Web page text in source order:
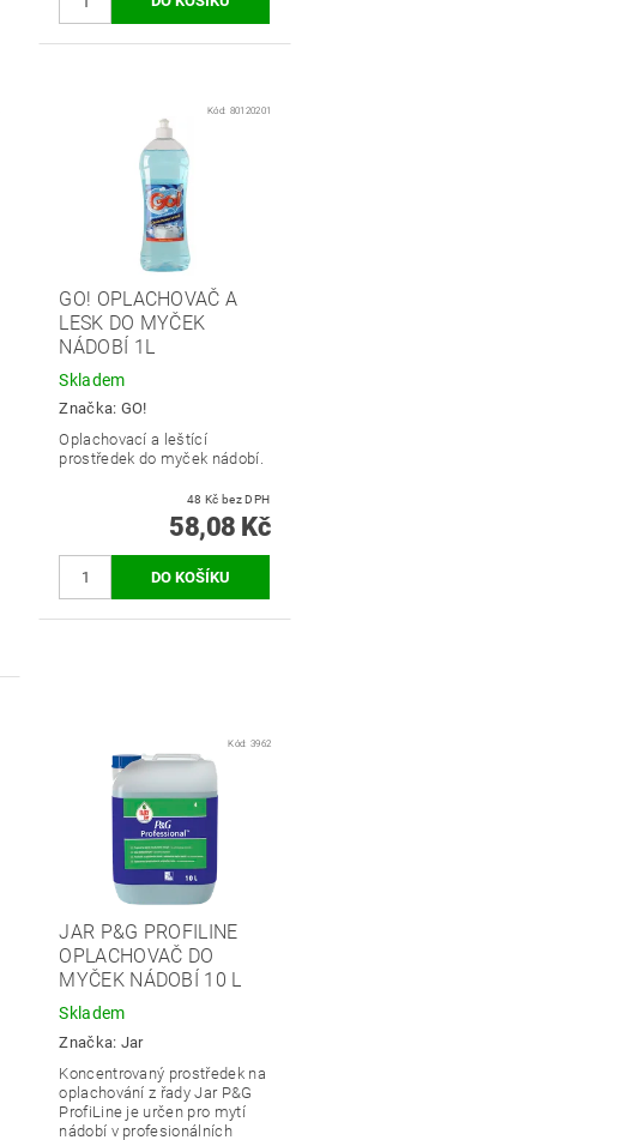
Kód: 80120201
GO! OPLACHOVAČ A
LESK DO MYČEK
NÁDOBÍ 1L
Skladem
Značka: GO!
Oplachovací a leštící
prostředek do myček nádobí.
48 Kč bez DPH
58,08 Kč
Kód: 3962
JAR P&G PROFILINE
OPLACHOVAČ DO
MYČEK NÁDOBÍ 10 L
Skladem
Značka: Jar
Koncentrovaný prostředek na
oplachování z řady Jar P&G
ProfiLine je určen pro mytí
nádobí v profesionálních